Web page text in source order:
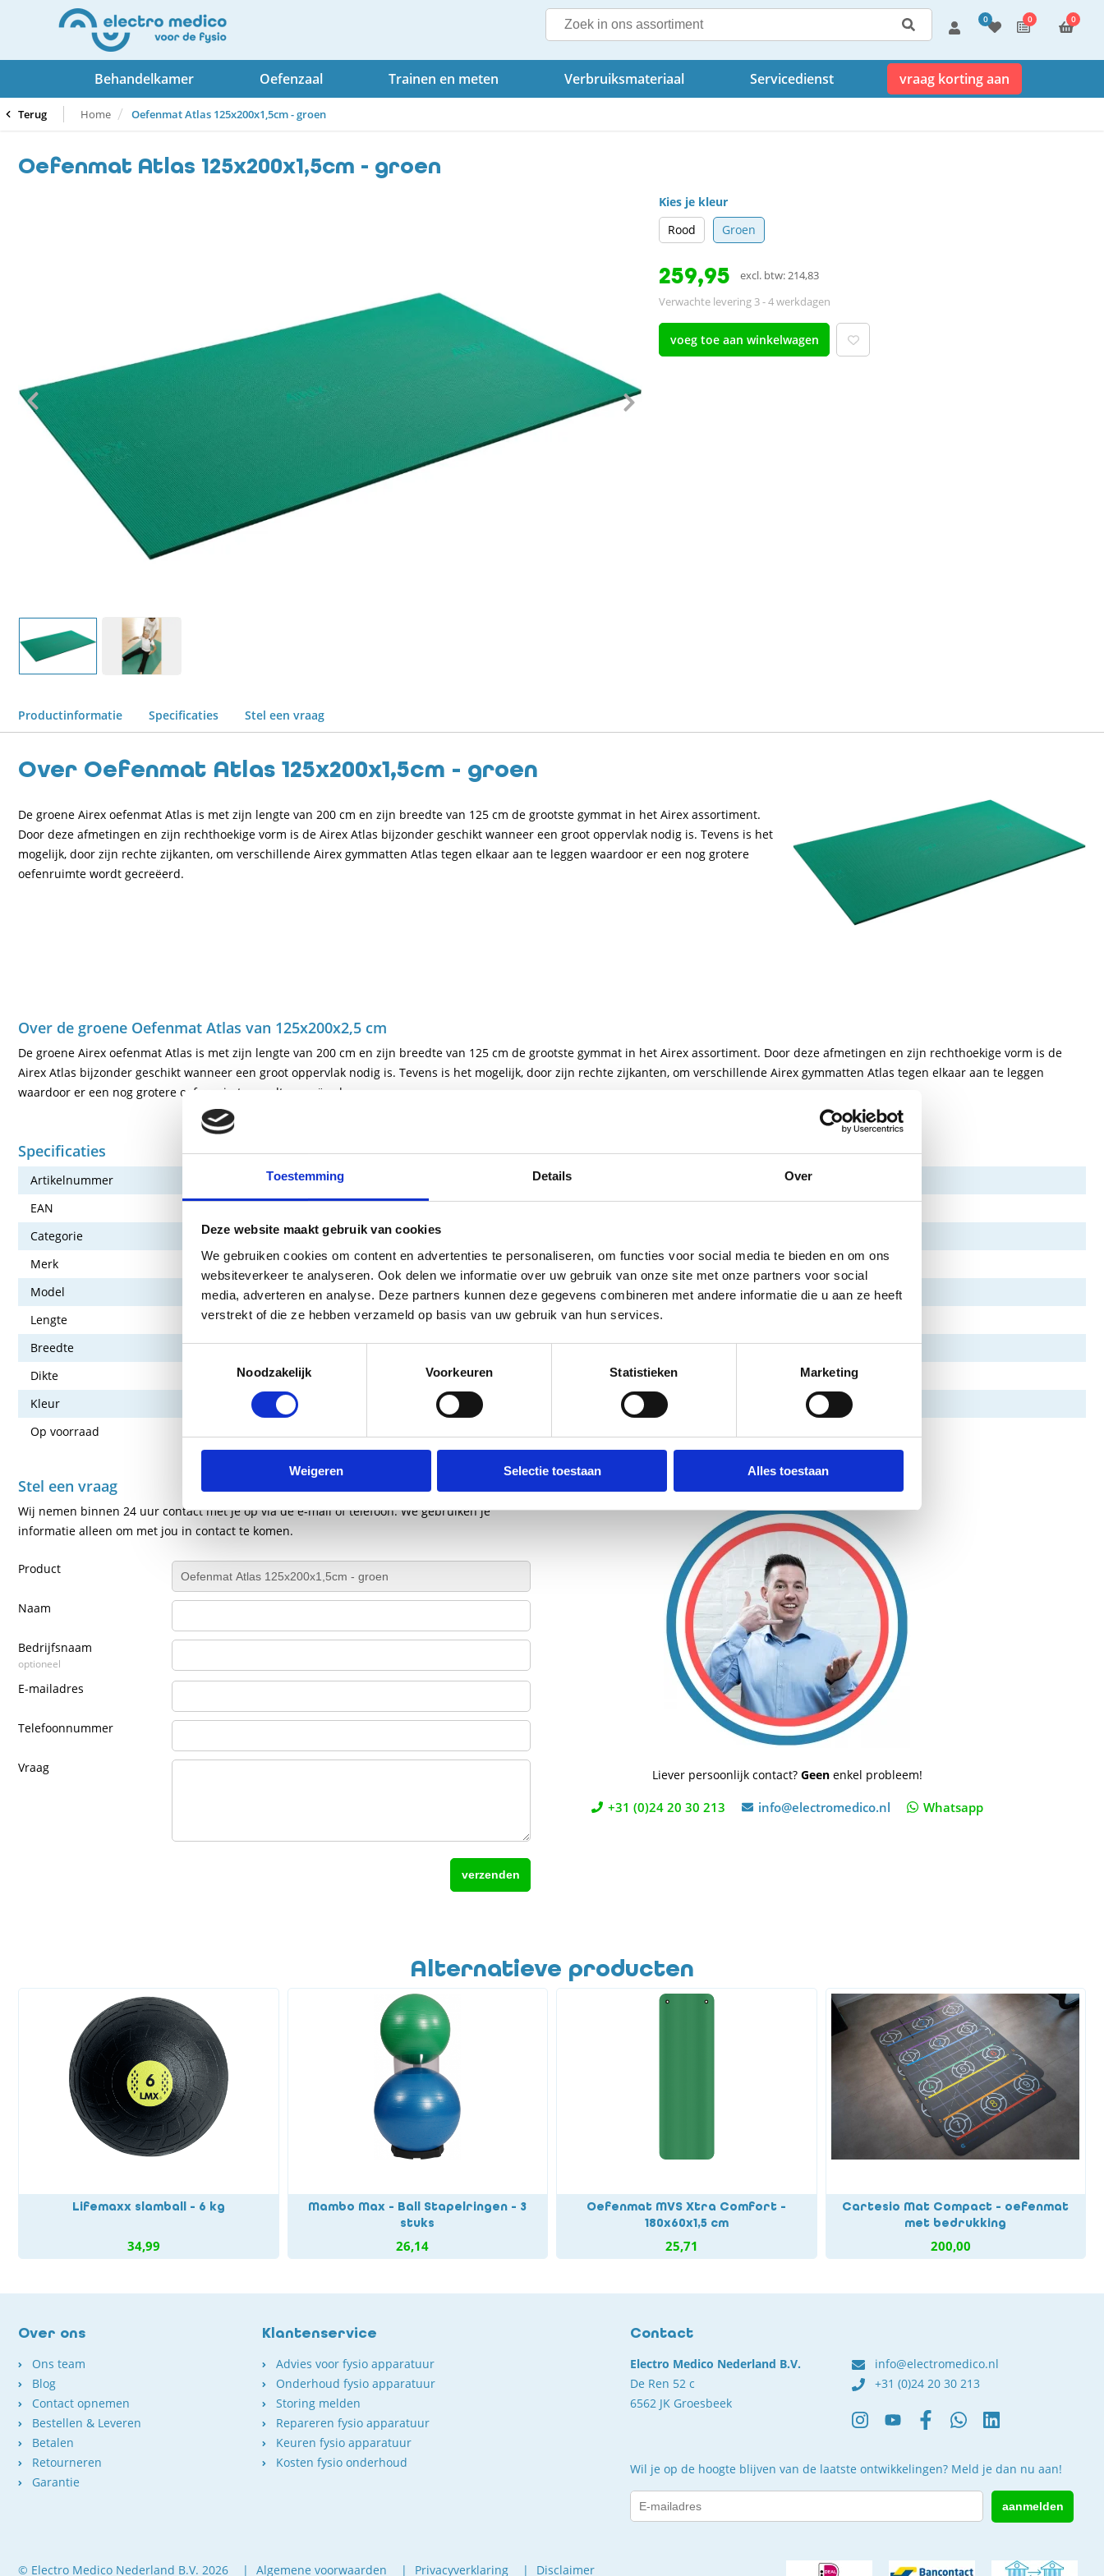
Toestemming Details Over
Deze website maakt gebruik van cookies
We gebruiken cookies om content en advertenties te personaliseren, om functies voor social media te bieden en om ons
websiteverkeer te analyseren. Ook delen we informatie over uw gebruik van onze site met onze partners voor social
media, adverteren en analyse. Deze partners kunnen deze gegevens combineren met andere informatie die u aan ze heeft
verstrekt of die ze hebben verzameld op basis van uw gebruik van hun services.
Noodzakelijk
Voorkeuren Statistieken Marketing
Weigeren Selectie toestaan Alles toestaan
0 0 0
Behandelkamer Oefenzaal Trainen en meten Verbruiksmateriaal Servicedienst vraag korting aan
Terug Home Oefenmat Atlas 125x200x1,5cm - groen
Oefenmat Atlas 125x200x1,5cm - groen
Kies je kleur
Rood
Groen
259,95
excl. btw: 214,83
Verwachte levering 3 - 4 werkdagen
voeg toe aan winkelwagen
Productinformatie Specificaties Stel een vraag
Over Oefenmat Atlas 125x200x1,5cm - groen
De groene Airex oefenmat Atlas is met zijn lengte van 200 cm en zijn breedte van 125 cm de grootste gymmat in het Airex assortiment.
Door deze afmetingen en zijn rechthoekige vorm is de Airex Atlas bijzonder geschikt wanneer een groot oppervlak nodig is. Tevens is het
mogelijk, door zijn rechte zijkanten, om verschillende Airex gymmatten Atlas tegen elkaar aan te leggen waardoor er een nog grotere
oefenruimte wordt gecreëerd.
Over de groene Oefenmat Atlas van 125x200x2,5 cm
De groene Airex oefenmat Atlas is met zijn lengte van 200 cm en zijn breedte van 125 cm de grootste gymmat in het Airex assortiment. Door deze afmetingen en zijn rechthoekige vorm is de
Airex Atlas bijzonder geschikt wanneer een groot oppervlak nodig is. Tevens is het mogelijk, door zijn rechte zijkanten, om verschillende Airex gymmatten Atlas tegen elkaar aan te leggen
waardoor er een nog grotere oefenruimte wordt gecreëerd.
Specificaties
Artikelnummer
172-ATL-GR
EAN
Categorie
Oefenmateriaal - Oefenballen en matten
Merk
Airex
Model
Atlas
Lengte
200 cm
Breedte
125 cm
Dikte
1,5 cm
Kleur
Groen
Op voorraad
Stel een vraag
Wij nemen binnen 24 uur contact met je op via de e-mail of telefoon. We gebruiken je
informatie alleen om met jou in contact te komen.
Product
Naam
Bedrijfsnaam
optioneel
E-mailadres
Telefoonnummer
Vraag Liever persoonlijk contact? Geenenkel probleem!
+31 (0)24 20 30 213 info@electromedico.nl Whatsapp
Alternatieve producten
Lifemaxx slamball - 6 kg
34,99
Mambo Max - Ball Stapelringen - 3
stuks
26,14
Oefenmat MVS Xtra Comfort -
180x60x1,5 cm
25,71
Cartesio Mat Compact - oefenmat
met bedrukking
200,00
Over ons
Ons team
Blog
Contact opnemen
Bestellen & Leveren
Betalen
Retourneren
Garantie
Klantenservice
Advies voor fysio apparatuur
Onderhoud fysio apparatuur
Storing melden
Repareren fysio apparatuur
Keuren fysio apparatuur
Kosten fysio onderhoud
Contact
Electro Medico Nederland B.V.
De Ren 52 c
6562 JK Groesbeek
info@electromedico.nl
+31 (0)24 20 30 213
Wil je op de hoogte blijven van de laatste ontwikkelingen? Meld je dan nu aan!
© Electro Medico Nederland B.V. 2026 Algemene voorwaarden Privacyverklaring Disclaimer